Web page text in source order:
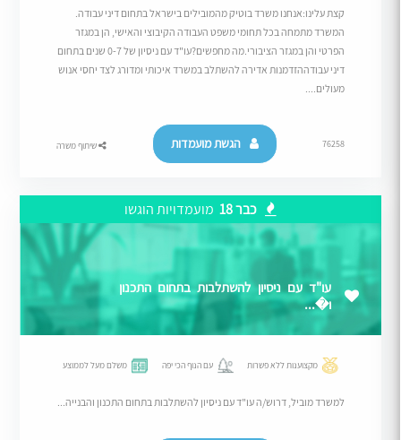
קצת עלינו:אנחנו משרד בוטיק מהמובילים בישראל בתחום דיני עבודה.
המשרד מתמחה בכל תחומי משפט העבודה הקיבוצי והאישי, הן במגזר
הפרטי והן במגזר הציבורי.מה מחפשים?עו"ד עם ניסיון של 0-7 שנים בתחום
דיני עבודההזדמנות אדירה להשתלב במשרד איכותי ומדורג לצד יחסי אנוש
מעולים....
76258 הגשת מועמדות שיתוף משרה
כבר 18 מועמדויות הוגשו
עו"ד עם ניסיון להשתלבות בתחום התכנון
ו�...
מקצוענות ללא פשרות עם הנוף הכי יפה משלם מעל לממוצע
למשרד מוביל, דרוש/ה עו"ד עם ניסיון להשתלבות בתחום התכנון והבנייה...